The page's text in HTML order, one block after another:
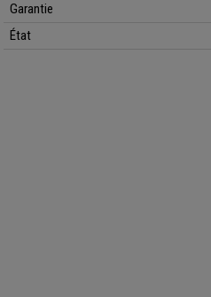
Garantie
État